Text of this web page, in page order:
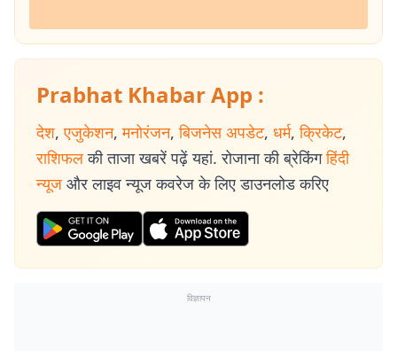
Prabhat Khabar App :
देश, एजुकेशन, मनोरंजन, बिजनेस अपडेट, धर्म, क्रिकेट,
राशिफल की ताजा खबरें पढ़ें यहां. रोजाना की ब्रेकिंग हिंदी
न्यूज और लाइव न्यूज कवरेज के लिए डाउनलोड करिए
विज्ञापन